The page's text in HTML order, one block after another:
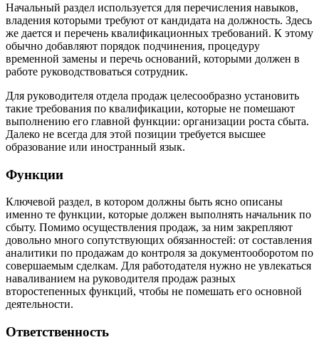
Начальный раздел используется для перечисления навыков,
владения которыми требуют от кандидата на должность. Здесь
же дается и перечень квалификационных требований. К этому
обычно добавляют порядок подчинения, процедуру
временной замены и перечь оснований, которыми должен в
работе руководствоваться сотрудник.
Для руководителя отдела продаж целесообразно установить
такие требования по квалификации, которые не помешают
выполнению его главной функции: организации роста сбыта.
Далеко не всегда для этой позиции требуется высшее
образование или иностранный язык.
Функции
Ключевой раздел, в котором должны быть ясно описаны
именно те функции, которые должен выполнять начальник по
сбыту. Помимо осуществления продаж, за ним закрепляют
довольно много сопутствующих обязанностей: от составления
аналитики по продажам до контроля за документооборотом по
совершаемым сделкам. Для работодателя нужно не увлекаться
наваливанием на руководителя продаж разных
второстепенных функций, чтобы не помешать его основной
деятельности.
Ответственность